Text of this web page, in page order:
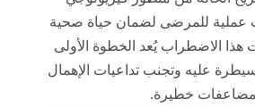
عملية للمرضى لضمان حياة صحية
هذا الاضطراب يُعد الخطوة الأولى
عليه وتجنب تداعيات الإهمال
خطيرة.